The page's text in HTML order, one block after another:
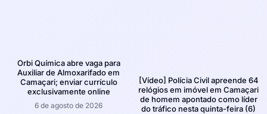
Orbi Química abre vaga para
Auxiliar de Almoxarifado em
Camaçari; enviar currículo
exclusivamente online
6 de agosto de 2026
[Vídeo] Polícia Civil apreende 64
relógios em imóvel em Camaçari
de homem apontado como líder
do tráfico nesta quinta-feira (6)